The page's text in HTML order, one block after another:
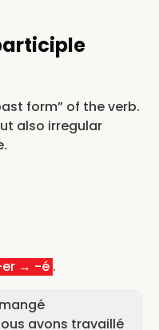
form” of the verb.
also irregular
→ -é .
avons travaillé